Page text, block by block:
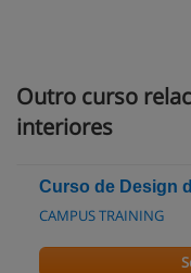
Outro curso
interiores
Curso de Design
CAMPUS TRAINING